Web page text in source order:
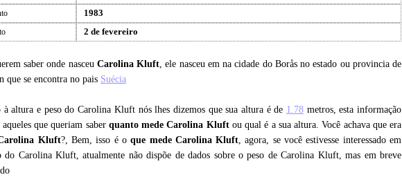
1983
2 de fevereiro
saber onde nasceu Carolina Kluft, ele nasceu em na cidade do Borås no estado ou provincia de
que se encontra no pais Suécia
altura e peso do Carolina Kluft nós lhes dizemos que sua altura é de 1.78metros, esta informação
que queriam saber quanto mede Carolina Kluftou qual é a sua altura. Você achava que era
Kluft?, Bem, isso é oque mede Carolina Kluft, agora, se você estivesse interessado em
do Carolina Kluft, atualmente não dispõe de dados sobre o peso de Carolina Kluft, mas em breve